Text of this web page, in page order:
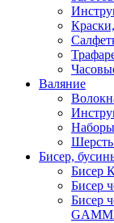
Валяние
Шерсть
Бисер,
Бисер
Бисер
Бисер